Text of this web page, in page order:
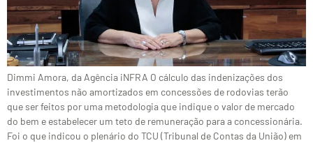
Dimmi Amora, da Agência iNFRA O cálculo das indenizações dos
investimentos não amortizados em concessões de rodovias terão
que ser feitos por uma metodologia que indique o valor de mercado
do bem e estabelecer um teto de remuneração para a concessionária.
Foi o que indicou o plenário do TCU (Tribunal de Contas da União) em